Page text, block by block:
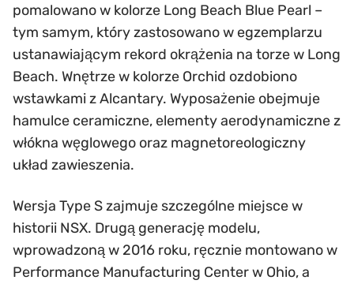
pomalowano w kolorze Long Beach Blue Pearl –
tym samym, który zastosowano w egzemplarzu
ustanawiającym rekord okrążenia na torze w Long
Beach. Wnętrze w kolorze Orchid ozdobiono
wstawkami z Alcantary. Wyposażenie obejmuje
hamulce ceramiczne, elementy aerodynamiczne z
włókna węglowego oraz magnetoreologiczny
układ zawieszenia.
Wersja Type S zajmuje szczególne miejsce w
historii NSX. Drugą generację modelu,
wprowadzoną w 2016 roku, ręcznie montowano w
Performance Manufacturing Center w Ohio, a